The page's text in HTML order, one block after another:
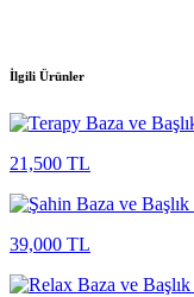
İlgili Ürünler
21,500 TL
39,000 TL